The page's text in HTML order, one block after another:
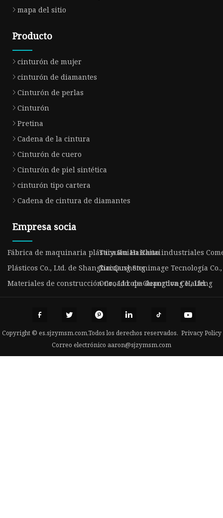
mapa del sitio
Producto
cinturón de mujer
cinturón de diamantes
Cinturón de perlas
Cinturón
Pretina
Cadena de la cintura
Cinturón de cuero
Cinturón de piel sintética
cinturón tipo cartera
Cadena de cintura de diamantes
Empresa socia
Fábrica de maquinaria plástica Ruian Kaitai
Taiyuán Haizhuo industriales
Plásticos Co., Ltd. de Shanghai QushengXinxiang Stonimage Tecnología
Materiales de construcción Co., Ltd. de Guangdong Haifeng
Onroad ropa deportiva Co., Ltd.
Copyright © es.sjzymsm.com,Todos los derechos reservados. Privacy Policy
Correo electrónico aaron@sjzymsm.com